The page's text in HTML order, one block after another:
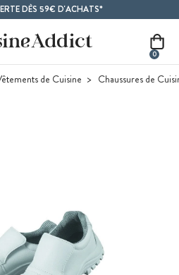
DÈS 59€ D'ACHATS*
0
de Cuisine Chaussures de